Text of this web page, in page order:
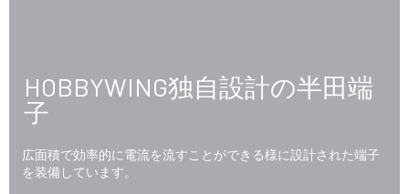
HOBBYWING独自設計の半田端
子
広面積で効率的に電流を流すことができる様に設計された端子
を装備しています。